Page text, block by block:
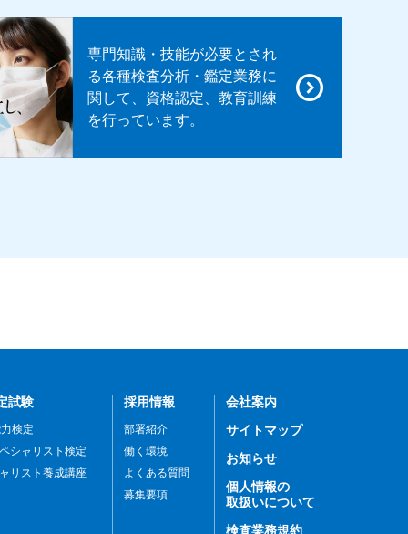
専門知識・技能が必要とされ
る各種検査分析・鑑定業務に
関して、資格認定、教育訓練
を行っています。
試験
検定
シャリスト検定
リスト養成講座
採用情報
部署紹介
働く環境
よくある質問
募集要項
会社案内
サイトマップ
お知らせ
個人情報の
取扱いについて
検査業務規約